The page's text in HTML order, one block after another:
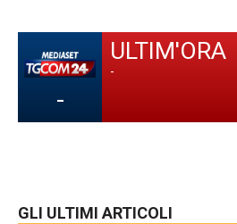
-
ULTIM'ORA
-
GLI ULTIMI ARTICOLI